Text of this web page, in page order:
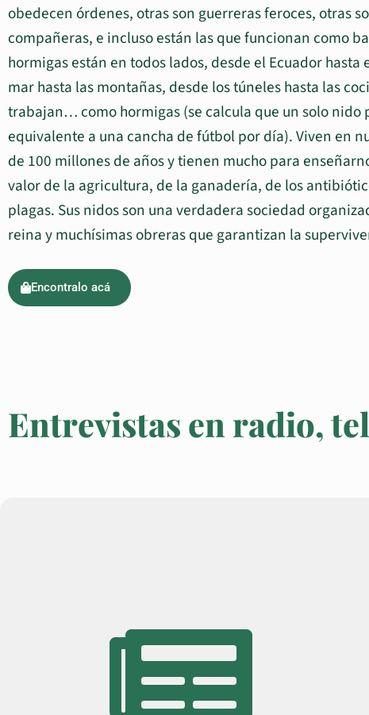
obedecen órdenes, otras son guerreras feroces, otras
compañeras, e incluso están las que funcionan como
hormigas están en todos lados, desde el Ecuador
mar hasta las montañas, desde los túneles hasta las
trabajan… como hormigas (se calcula que un solo nido
equivalente a una cancha de fútbol por día). Viven en
de 100 millones de años y tienen mucho para
valor de la agricultura, de la ganadería, de los
plagas. Sus nidos son una verdadera sociedad
reina y muchísimas obreras que garantizan la
Encontralo acá
Entrevistas en radio,